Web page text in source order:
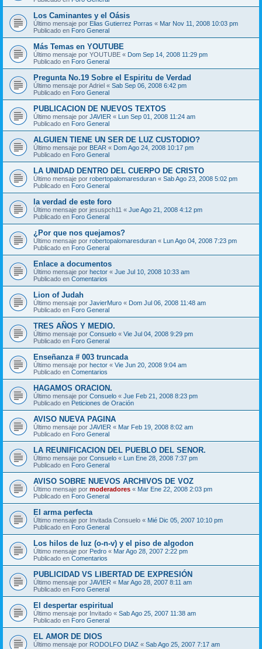
Los Caminantes y el Oásis
Último mensaje por Elias Gutierrez Porras « Mar Nov 11, 2008 10:03 pm
Publicado en Foro General
Más Temas en YOUTUBE
Último mensaje por YOUTUBE « Dom Sep 14, 2008 11:29 pm
Publicado en Foro General
Pregunta No.19 Sobre el Espiritu de Verdad
Último mensaje porAdriel « Sab Sep 06, 2008 6:42 pm
Publicado en Foro General
PUBLICACION DE NUEVOS TEXTOS
Último mensaje por JAVIER « Lun Sep 01, 2008 11:24 am
Publicado en Foro General
ALGUIEN TIENE UN SER DE LUZ CUSTODIO?
Último mensaje por BEAR « Dom Ago 24, 2008 10:17 pm
Publicado en Foro General
LA UNIDAD DENTRO DEL CUERPO DE CRISTO
Último mensaje por robertopalomaresduran « Sab Ago 23, 2008 5:02 pm
Publicado en Foro General
la verdad de este foro
Último mensaje por jesuspch11 « Jue Ago 21, 2008 4:12 pm
Publicado en Foro General
¿Por que nos quejamos?
Último mensaje por robertopalomaresduran « Lun Ago 04, 2008 7:23 pm
Publicado en Foro General
Enlace a documentos
Último mensaje por hector « Jue Jul 10, 2008 10:33 am
Publicado en Comentarios
Lion of Judah
Último mensaje por JavierMuro « Dom Jul 06, 2008 11:48 am
Publicado en Foro General
TRES AÑOS Y MEDIO.
Último mensaje por Consuelo « Vie Jul 04, 2008 9:29 pm
Publicado en Foro General
Enseñanza # 003 truncada
Último mensaje por hector « Vie Jun 20, 2008 9:04 am
Publicado en Comentarios
HAGAMOS ORACION.
Último mensaje por Consuelo « Jue Feb 21, 2008 8:23 pm
Publicado en Peticiones de Oración
AVISO NUEVA PAGINA
Último mensaje por JAVIER « Mar Feb 19, 2008 8:02 am
Publicado en Foro General
LA REUNIFICACION DEL PUEBLO DEL SENOR.
Último mensaje por Consuelo « Lun Ene 28, 2008 7:37 pm
Publicado en Foro General
AVISO SOBRE NUEVOS ARCHIVOS DE VOZ
Último mensaje por moderadores « Mar Ene 22, 2008 2:03 pm
Publicado en Foro General
El arma perfecta
Último mensaje por Invitada Consuelo « Mié Dic 05, 2007 10:10 pm
Publicado en Foro General
Los hilos de luz (o-n-v) y el piso de algodon
Último mensaje por Pedro « Mar Ago 28, 2007 2:22 pm
Publicado en Comentarios
PUBLICIDAD VS LIBERTAD DE EXPRESIÓN
Último mensaje por JAVIER « Mar Ago 28, 2007 8:11 am
Publicado en Foro General
El despertar espiritual
Último mensaje por Invitado « Sab Ago 25, 2007 11:38 am
Publicado en Foro General
EL AMOR DE DIOS
Último mensaje por RODOLFO DIAZ « Sab Ago 25, 2007 7:17 am